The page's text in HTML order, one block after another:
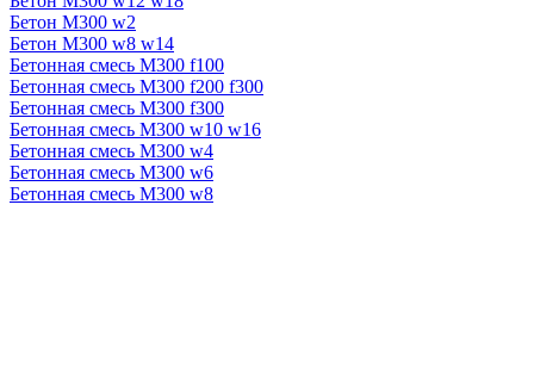
Бетон М300 w2
Бетон М300 w8 w14
Бетонная смесь М300 f100
Бетонная смесь М300 f200 f300
Бетонная смесь М300 f300
Бетонная смесь М300 w10 w16
Бетонная смесь М300 w4
Бетонная смесь М300 w6
Бетонная смесь М300 w8